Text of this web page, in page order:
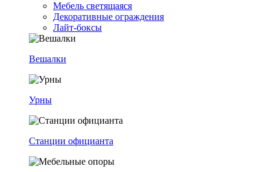
Мебель светящаяся
Декоративные ограждения
Лайт-боксы
Вешалки
Урны
Станции официанта